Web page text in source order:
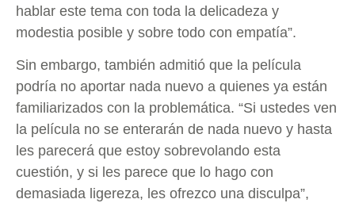
hablar este tema con toda la delicadeza y
modestia posible y sobre todo con empatía”.
Sin embargo, también admitió que la película
podría no aportar nada nuevo a quienes ya están
familiarizados con la problemática. “Si ustedes ven
la película no se enterarán de nada nuevo y hasta
les parecerá que estoy sobrevolando esta
cuestión, y si les parece que lo hago con
demasiada ligereza, les ofrezco una disculpa”,